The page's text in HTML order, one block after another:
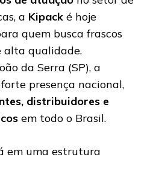
a Kipack é hoje
quem busca frascos
alta qualidade.
da Serra (SP), a
presença nacional,
distribuidores e
em todo o Brasil.
em uma estrutura